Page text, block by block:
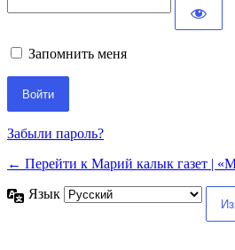
Запомнить меня
Забыли пароль?
← Перейти к Марий калык газет |
Язык